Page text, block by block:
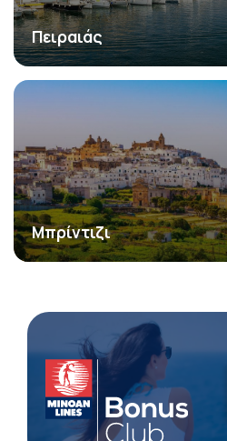
Πειραιάς
Μπρίντιζι